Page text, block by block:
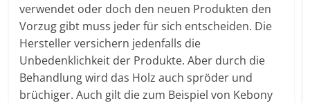
verwendet oder doch den neuen Produkten den
Vorzug gibt muss jeder für sich entscheiden. Die
Hersteller versichern jedenfalls die
Unbedenklichkeit der Produkte. Aber durch die
Behandlung wird das Holz auch spröder und
brüchiger. Auch gilt die zum Beispiel von Kebony